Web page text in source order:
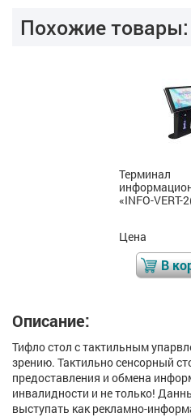
Похожие товары:
Терминал
«INFO-VERT-
Цена
В
Описание:
Тифло стол с тактильным
зрению. Тактильно сенсорный
предоставления и обмена
инвалидности и не только!
выступать как рекламно-